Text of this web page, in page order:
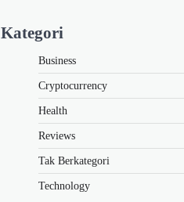
Kategori
Business
Cryptocurrency
Health
Reviews
Tak Berkategori
Technology